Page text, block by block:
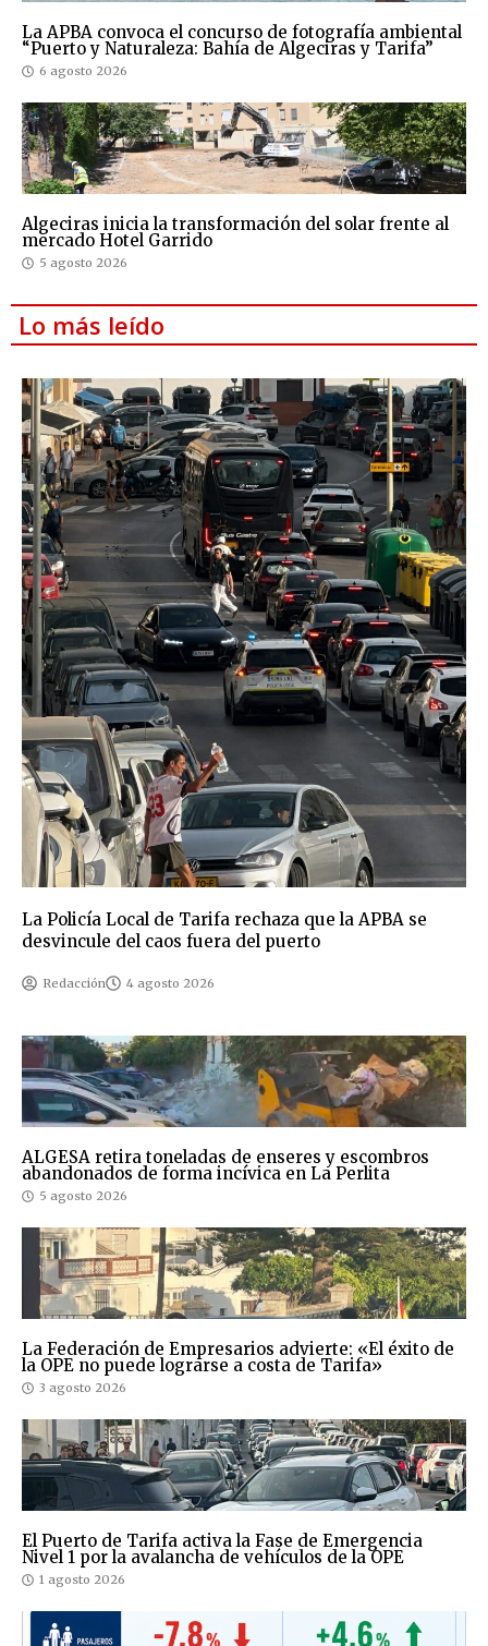
La APBA convoca el concurso de fotografía ambiental
“Puerto y Naturaleza: Bahía de Algeciras y Tarifa”
6 agosto 2026
Algeciras inicia la transformación del solar frente al
mercado Hotel Garrido
5 agosto 2026
Lo más leído
La Policía Local de Tarifa rechaza que la APBA se
desvincule del caos fuera del puerto
Redacción 4 agosto 2026
ALGESA retira toneladas de enseres y escombros
abandonados de forma incívica en La Perlita
5 agosto 2026
La Federación de Empresarios advierte: «El éxito de
la OPE no puede lograrse a costa de Tarifa»
3 agosto 2026
El Puerto de Tarifa activa la Fase de Emergencia
Nivel 1 por la avalancha de vehículos de la OPE
1 agosto 2026